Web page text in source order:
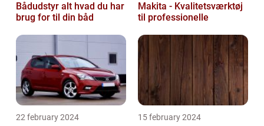
Bådudstyr alt hvad du har
brug for til din båd
Makita - Kvalitetsværktøj
til professionelle
22 february 2024 15 february 2024